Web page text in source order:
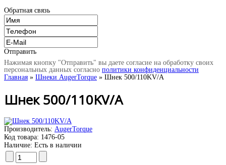
Обратная связь
Отправить
Нажимая кнопку "Отправить" вы даете согласие на обработку своих
персональных данных согласно политики конфиденциальности
Главная » Шнеки AugerTorque » Шнек 500/110KV/A
Шнек 500/110KV/A
Производитель: AugerTorque
Код товара: 1476-05
Наличие: Есть в наличии